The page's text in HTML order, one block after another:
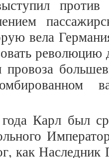
против
вела
Карл был
как